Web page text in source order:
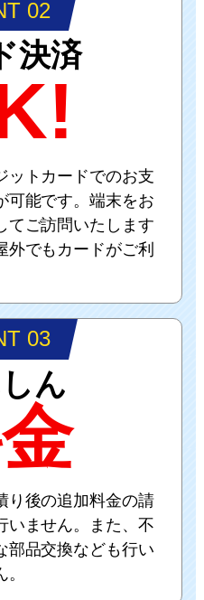
02
決済
ットカードでのお支
可能です。端末をお
てご訪問いたします
外でもカードがご利
03
ん
り後の追加料金の請
いません。また、不
部品交換なども行い